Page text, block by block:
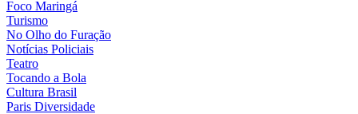
Foco Maringá
Turismo
No Olho do Furação
Notícias Policiais
Teatro
Tocando a Bola
Cultura Brasil
Paris Diversidade